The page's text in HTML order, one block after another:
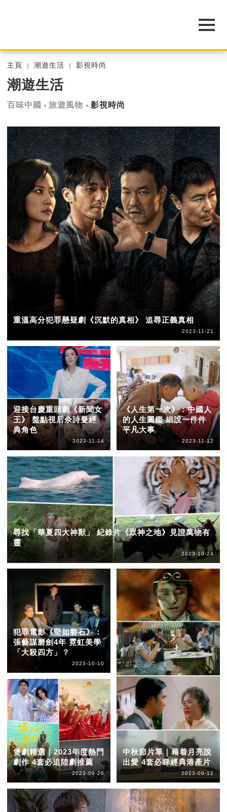
主頁 潮遊生活 影視時尚
潮遊生活
百味中國 旅遊風物 影視時尚
重溫高分犯罪懸疑劇《沉默的真相》 追尋正義真相
2023-11-21
迎接台慶重頭劇《新聞女
王》 盤點視后佘詩曼經
典角色
2023-11-14
《人生第一次》：中國人
的人生圖鑑 細說一件件
平凡大事
2023-11-12
尋找「華夏四大神獸」 紀錄片《眾神之地》見證萬物有
靈
2023-10-24
犯罪電影《堅如磐石》：
張藝謀磨劍4年 霓虹美學
「大殺四方」？
2023-10-10
煲劇精選｜2023年度熱門
劇作 4套必追陸劇推薦
2023-09-26
中秋節片單｜藉着月亮說
出愛 4套必睇經典港產片
2023-09-12